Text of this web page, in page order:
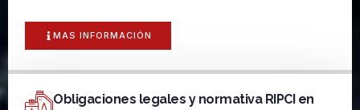
MAS INFORMACIÓN
Obligaciones legales y normativa RIPCI en